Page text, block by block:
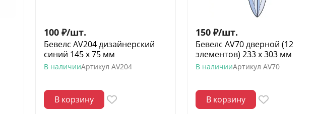
100 ₽/шт.
Бевелс AV204 дизайнерский
синий 145 х 75 мм
В наличииАртикул AV204
В корзину
150 ₽/шт.
Бевелс AV70 дверной (12
элементов) 233 х 303 мм
В наличииАртикул AV70
В корзину